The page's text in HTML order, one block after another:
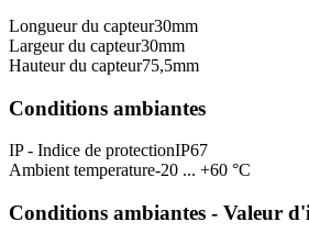
Longueur du capteur30mm
Largeur du capteur30mm
Hauteur du capteur75,5mm
Conditions ambiantes
IP - Indice de protectionIP67
Ambient temperature-20 ... +60 °C
Conditions ambiantes - Valeur